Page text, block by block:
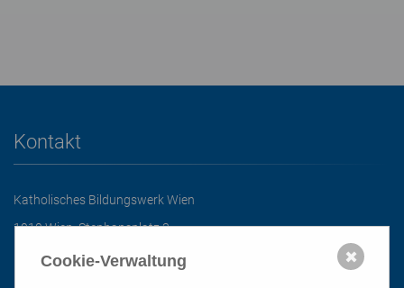
Kontakt
Katholisches Bildungswerk Wien
1010 Wien, Stephansplatz 3
01/51 552-3320
Cookie-Verwaltung ✖